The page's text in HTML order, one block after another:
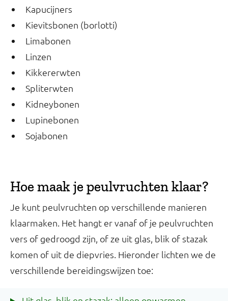
Kapucijners
Kievitsbonen (borlotti)
Limabonen
Linzen
Kikkererwten
Spliterwten
Kidneybonen
Lupinebonen
Sojabonen
Hoe maak je peulvruchten klaar?
Je kunt peulvruchten op verschillende manieren
klaarmaken. Het hangt er vanaf of je peulvruchten
vers of gedroogd zijn, of ze uit glas, blik of stazak
komen of uit de diepvries. Hieronder lichten we de
verschillende bereidingswijzen toe: